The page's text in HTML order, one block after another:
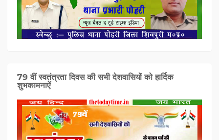
79 वीं स्वतंत्रता दिवस की सभी देशवासियों को हार्दिक
शुभकामनाऐं